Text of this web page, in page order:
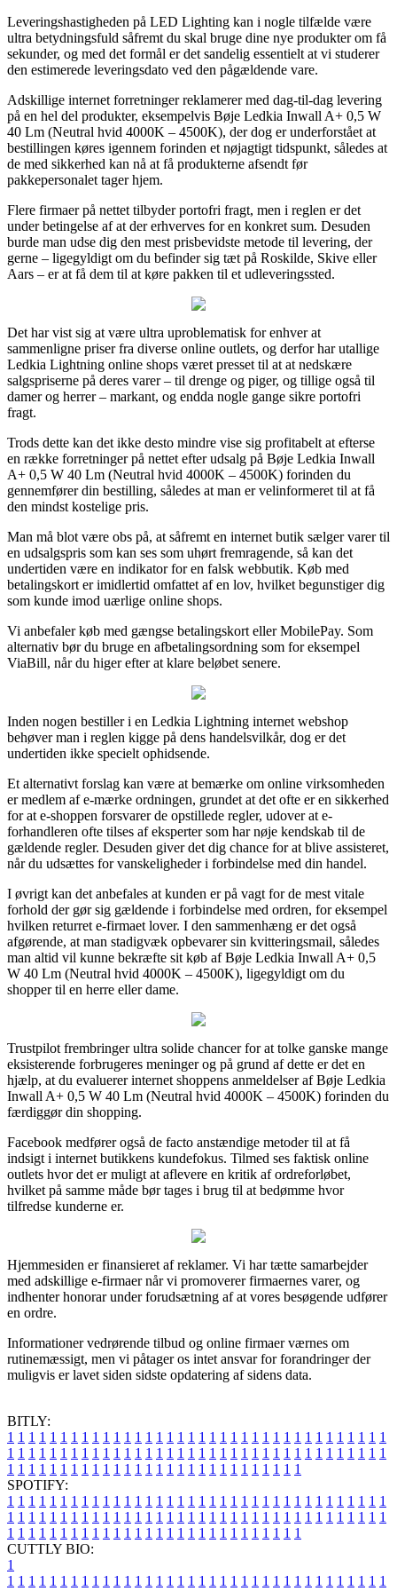
Leveringshastigheden på LED Lighting kan i nogle tilfælde være
ultra betydningsfuld såfremt du skal bruge dine nye produkter om få
sekunder, og med det formål er det sandelig essentielt at vi studerer
den estimerede leveringsdato ved den pågældende vare.
Adskillige internet forretninger reklamerer med dag-til-dag levering
på en hel del produkter, eksempelvis Bøje Ledkia Inwall A+ 0,5 W
40 Lm (Neutral hvid 4000K – 4500K), der dog er underforstået at
bestillingen køres igennem forinden et nøjagtigt tidspunkt, således at
de med sikkerhed kan nå at få produkterne afsendt før
pakkepersonalet tager hjem.
Flere firmaer på nettet tilbyder portofri fragt, men i reglen er det
under betingelse af at der erhverves for en konkret sum. Desuden
burde man udse dig den mest prisbevidste metode til levering, der
gerne – ligegyldigt om du befinder sig tæt på Roskilde, Skive eller
Aars – er at få dem til at køre pakken til et udleveringssted.
Det har vist sig at være ultra uproblematisk for enhver at
sammenligne priser fra diverse online outlets, og derfor har utallige
Ledkia Lightning online shops været presset til at at nedskære
salgspriserne på deres varer – til drenge og piger, og tillige også til
damer og herrer – markant, og endda nogle gange sikre portofri
fragt.
Trods dette kan det ikke desto mindre vise sig profitabelt at efterse
en række forretninger på nettet efter udsalg på Bøje Ledkia Inwall
A+ 0,5 W 40 Lm (Neutral hvid 4000K – 4500K) forinden du
gennemfører din bestilling, således at man er velinformeret til at få
den mindst kostelige pris.
Man må blot være obs på, at såfremt en internet butik sælger varer til
en udsalgspris som kan ses som uhørt fremragende, så kan det
undertiden være en indikator for en falsk webbutik. Køb med
betalingskort er imidlertid omfattet af en lov, hvilket begunstiger dig
som kunde imod uærlige online shops.
Vi anbefaler køb med gængse betalingskort eller MobilePay. Som
alternativ bør du bruge en afbetalingsordning som for eksempel
ViaBill, når du higer efter at klare beløbet senere.
Inden nogen bestiller i en Ledkia Lightning internet webshop
behøver man i reglen kigge på dens handelsvilkår, dog er det
undertiden ikke specielt ophidsende.
Et alternativt forslag kan være at bemærke om online virksomheden
er medlem af e-mærke ordningen, grundet at det ofte er en sikkerhed
for at e-shoppen forsvarer de opstillede regler, udover at e-
forhandleren ofte tilses af eksperter som har nøje kendskab til de
gældende regler. Desuden giver det dig chance for at blive assisteret,
når du udsættes for vanskeligheder i forbindelse med din handel.
I øvrigt kan det anbefales at kunden er på vagt for de mest vitale
forhold der gør sig gældende i forbindelse med ordren, for eksempel
hvilken returret e-firmaet lover. I den sammenhæng er det også
afgørende, at man stadigvæk opbevarer sin kvitteringsmail, således
man altid vil kunne bekræfte sit køb af Bøje Ledkia Inwall A+ 0,5
W 40 Lm (Neutral hvid 4000K – 4500K), ligegyldigt om du
shopper til en herre eller dame.
Trustpilot frembringer ultra solide chancer for at tolke ganske mange
eksisterende forbrugeres meninger og på grund af dette er det en
hjælp, at du evaluerer internet shoppens anmeldelser af Bøje Ledkia
Inwall A+ 0,5 W 40 Lm (Neutral hvid 4000K – 4500K) forinden du
færdiggør din shopping.
Facebook medfører også de facto anstændige metoder til at få
indsigt i internet butikkens kundefokus. Tilmed ses faktisk online
outlets hvor det er muligt at aflevere en kritik af ordreforløbet,
hvilket på samme måde bør tages i brug til at bedømme hvor
tilfredse kunderne er.
Hjemmesiden er finansieret af reklamer. Vi har tætte samarbejder
med adskillige e-firmaer når vi promoverer firmaernes varer, og
indhenter honorar under forudsætning af at vores besøgende udfører
en ordre.
Informationer vedrørende tilbud og online firmaer værnes om
rutinemæssigt, men vi påtager os intet ansvar for forandringer der
muligvis er lavet siden sidste opdatering af sidens data.
BITLY:
1 1 1 1 1 1 1 1 1 1 1 1 1 1 1 1 1 1 1 1 1 1 1 1 1 1 1 1 1 1 1 1 1 1 1 1
1 1 1 1 1 1 1 1 1 1 1 1 1 1 1 1 1 1 1 1 1 1 1 1 1 1 1 1 1 1 1 1 1 1 1 1
1 1 1 1 1 1 1 1 1 1 1 1 1 1 1 1 1 1 1 1 1 1 1 1 1 1 1 1
SPOTIFY:
1 1 1 1 1 1 1 1 1 1 1 1 1 1 1 1 1 1 1 1 1 1 1 1 1 1 1 1 1 1 1 1 1 1 1 1
1 1 1 1 1 1 1 1 1 1 1 1 1 1 1 1 1 1 1 1 1 1 1 1 1 1 1 1 1 1 1 1 1 1 1 1
1 1 1 1 1 1 1 1 1 1 1 1 1 1 1 1 1 1 1 1 1 1 1 1 1 1 1 1
CUTTLY BIO:
1
1 1 1 1 1 1 1 1 1 1 1 1 1 1 1 1 1 1 1 1 1 1 1 1 1 1 1 1 1 1 1 1 1 1 1 1